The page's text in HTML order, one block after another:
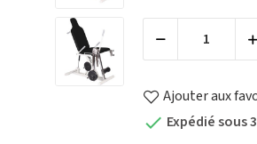
Ajouter aux
 Expédié sous